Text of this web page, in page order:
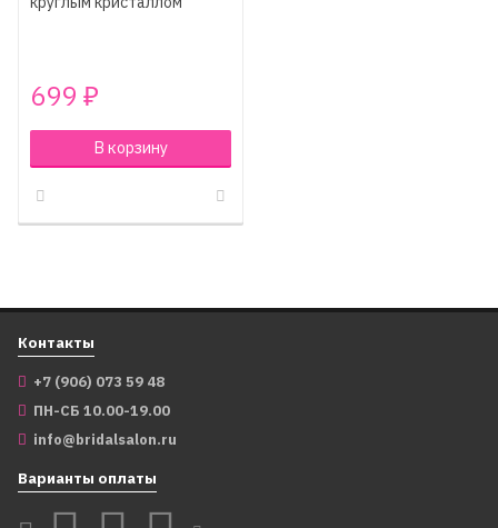
699 ₽
В корзину
Контакты
+7 (906) 073 59 48
ПН-СБ 10.00-19.00
info@bridalsalon.ru
Варианты оплаты